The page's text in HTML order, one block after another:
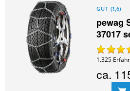
GUT (1,6)
pewag
37017
1.325
ca.